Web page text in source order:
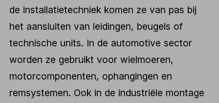
de installatietechniek komen ze van pas bij
het aansluiten van leidingen, beugels of
technische units. In de automotive sector
worden ze gebruikt voor wielmoeren,
motorcomponenten, ophangingen en
remsystemen. Ook in de industriële montage